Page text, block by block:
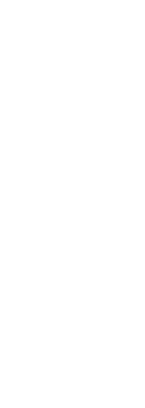
présent site sont des prix
frais de montage. Pour
frais de
agent. Les prix
sans préavis.